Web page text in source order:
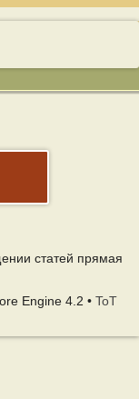
статей прямая
Engine 4.2 • ToT